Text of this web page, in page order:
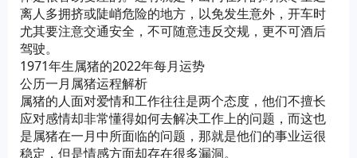
离人多拥挤或陡峭危险的地方，以免发生意外，开车时
尤其要注意交通安全，不可随意违反交规，更不可酒后
驾驶。
1971年生属猪的2022年每月运势
公历一月属猪运程解析
属猪的人面对爱情和工作往往是两个态度，他们不擅长
应对感情却非常懂得如何去解决工作上的问题，而这也
是属猪在一月中所面临的问题，那就是他们的事业运很
稳定，但是情感方面却存在很多漏洞。